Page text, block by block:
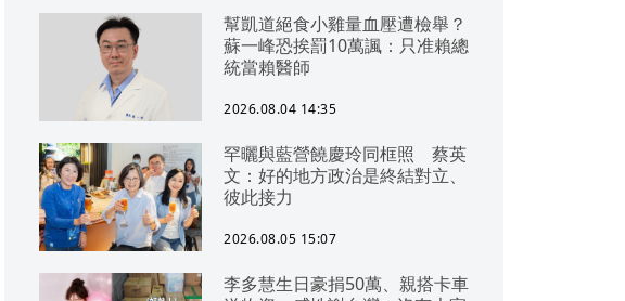
幫凱道絕食小雞量血壓遭檢舉？
蘇一峰恐挨罰10萬諷：只准賴總
統當賴醫師
2026.08.04 14:35
罕曬與藍營饒慶玲同框照 蔡英
文：好的地方政治是終結對立、
彼此接力
2026.08.05 15:07
李多慧生日豪捐50萬、親搭卡車